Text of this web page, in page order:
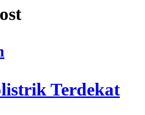
Terdekat